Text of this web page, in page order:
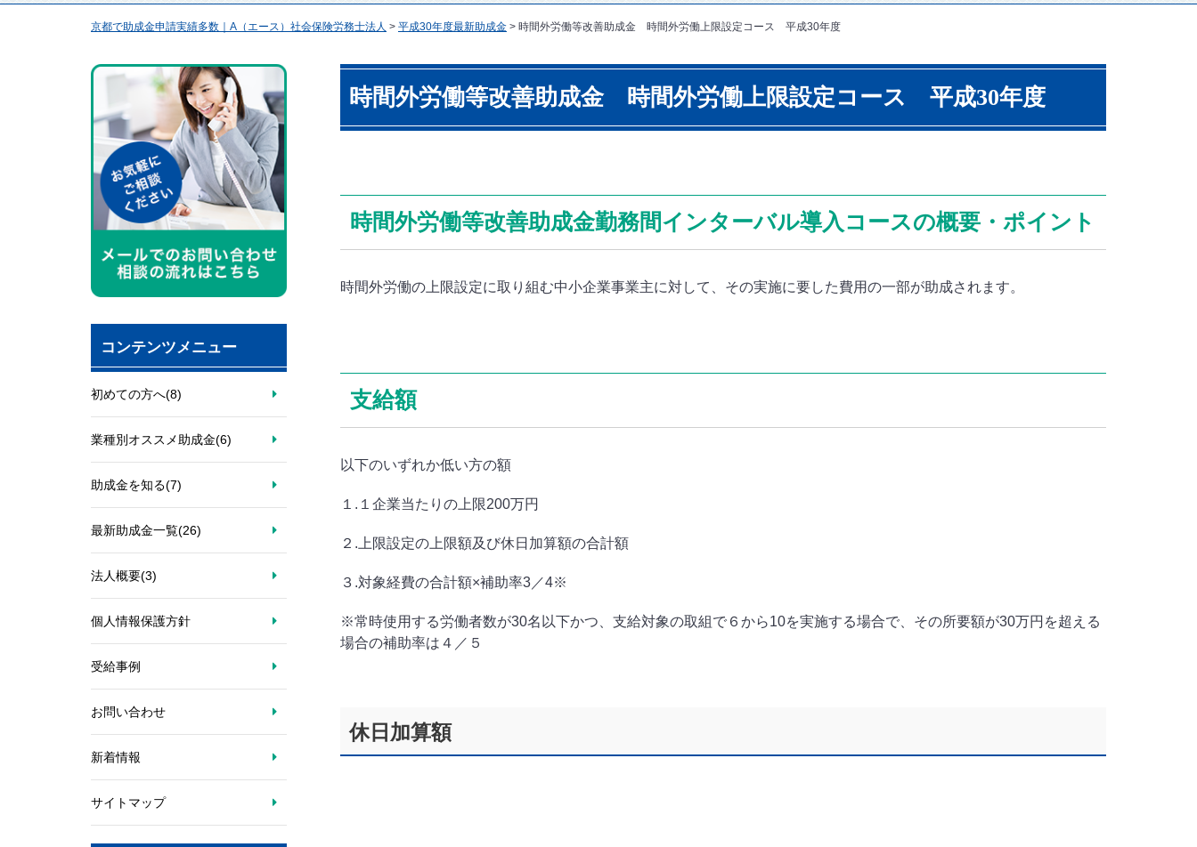
京都で助成金申請実績多数｜A（エース）社会保険労務士法人 > 平成30年度最新助成金 > 時間外労働等改善助成金 時間外労働上限設定コース 平成30年度
時間外労働等改善助成金 時間外労働上限設定コース 平成30年度
時間外労働等改善助成金勤務間インターバル導入コースの概要・ポイント
時間外労働の上限設定に取り組む中小企業事業主に対して、その実施に要した費用の一部が助成されます。
支給額
以下のいずれか低い方の額
１.１企業当たりの上限200万円
２.上限設定の上限額及び休日加算額の合計額
３.対象経費の合計額×補助率3／4※
※常時使用する労働者数が30名以下かつ、支給対象の取組で６から10を実施する場合で、その所要額が30万円を超える
場合の補助率は４／５
休日加算額
コンテンツメニュー
初めての方へ(8)
業種別オススメ助成金(6)
助成金を知る(7)
最新助成金一覧(26)
法人概要(3)
個人情報保護方針
受給事例
お問い合わせ
新着情報
サイトマップ